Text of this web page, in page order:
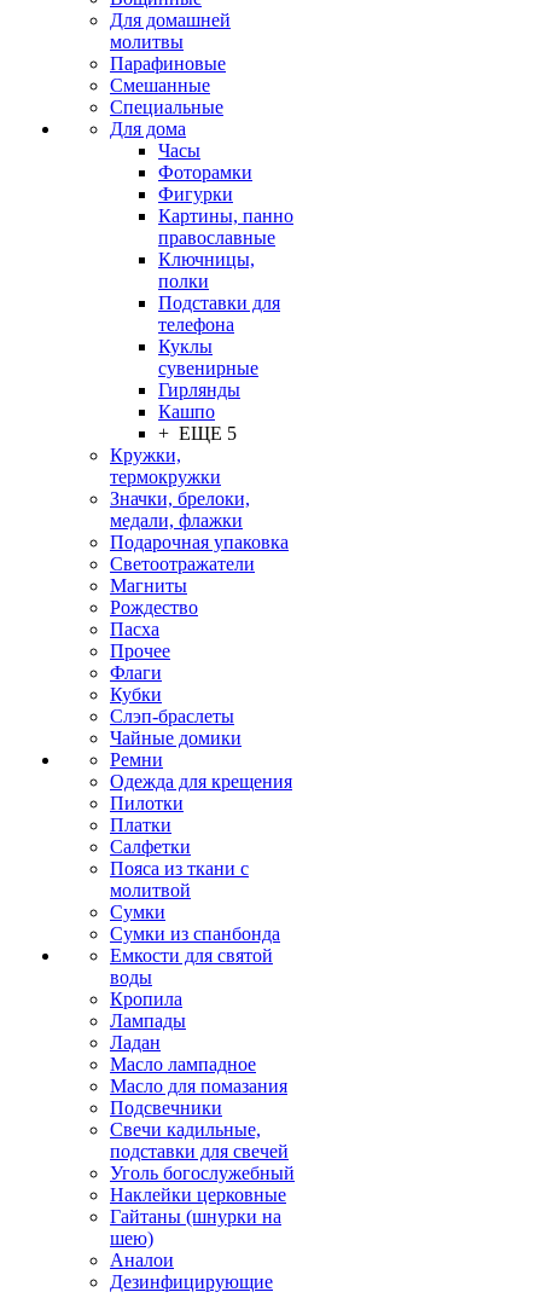
Для домашней
молитвы
Парафиновые
Смешанные
Специальные
Для дома
Часы
Фоторамки
Фигурки
Картины, панно
православные
Ключницы,
полки
Подставки для
телефона
Куклы
сувенирные
Гирлянды
Кашпо
+ ЕЩЕ 5
Кружки,
термокружки
Значки, брелоки,
медали, флажки
Подарочная упаковка
Светоотражатели
Магниты
Рождество
Пасха
Прочее
Флаги
Кубки
Слэп-браслеты
Чайные домики
Ремни
Одежда для крещения
Пилотки
Платки
Салфетки
Пояса из ткани с
молитвой
Сумки
Сумки из спанбонда
Емкости для святой
воды
Кропила
Лампады
Ладан
Масло лампадное
Масло для помазания
Подсвечники
Свечи кадильные,
подставки для свечей
Уголь богослужебный
Наклейки церковные
Гайтаны (шнурки на
шею)
Аналои
Дезинфицирующие